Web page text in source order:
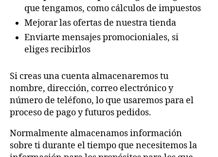
que tengamos, como cálculos de impuestos
Mejorar las ofertas de nuestra tienda
Enviarte mensajes promocioniales, si
eliges recibirlos
Si creas una cuenta almacenaremos tu
nombre, dirección, correo electrónico y
número de teléfono, lo que usaremos para el
proceso de pago y futuros pedidos.
Normalmente almacenamos información
sobre ti durante el tiempo que necesitemos la